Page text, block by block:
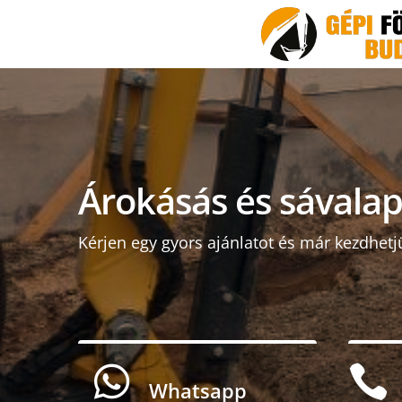
Árokásás és
Kérjen egy gyors ajánlatot és már
 Whatsapp 